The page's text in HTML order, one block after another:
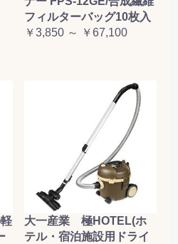
フィルターバッグ10枚入
￥3,850 ～ ￥67,100
大一産業 極HOTEL(ホ
テル・宿泊施設用ドライ